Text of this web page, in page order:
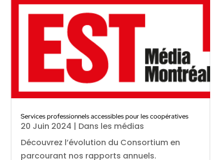
Services professionnels accessibles pour les coopératives
20 Juin 2024 | Dans les médias
Découvrez l’évolution du Consortium en
parcourant nos rapports annuels.